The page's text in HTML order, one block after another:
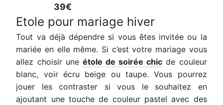
39€
Etole pour mariage hiver
Tout va déjà dépendre si vous êtes invitée ou la
mariée en elle même. Si c’est votre mariage vous
allez choisir une étole de soirée chic de couleur
blanc, voir écru beige ou taupe. Vous pourrez
jouer les contraster si vous le souhaitez en
ajoutant une touche de couleur pastel avec des